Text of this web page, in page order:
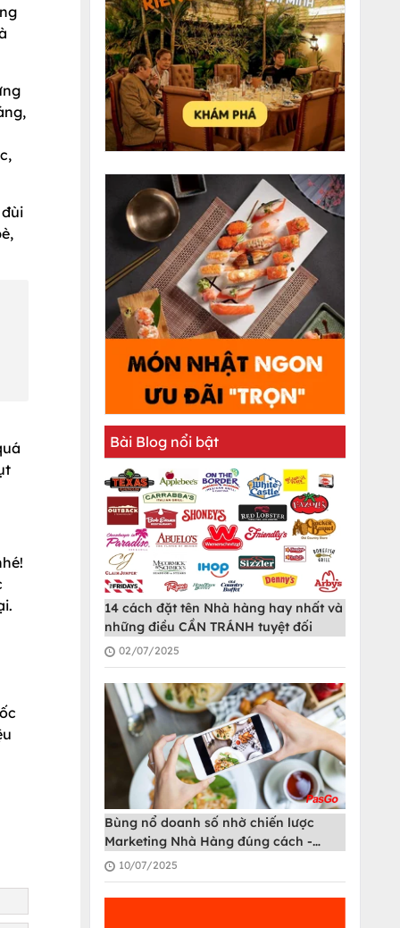
Bài Blog nổi bật
14 cách đặt tên Nhà hàng hay nhất và
những điều CẦN TRÁNH tuyệt đối
02/07/2025
Bùng nổ doanh số nhờ chiến lược
Marketing Nhà Hàng đúng cách -
PasGo
10/07/2025